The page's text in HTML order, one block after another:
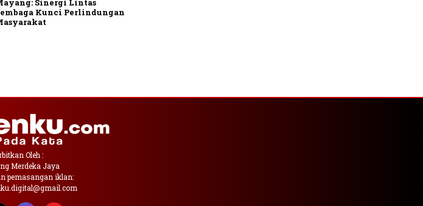
Sinergi Lintas
Kunci Perlindungan
Oleh :
Merdeka Jaya
pemasangan iklan: